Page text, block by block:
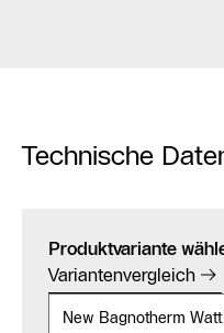
Technische
Produktvariante
Variantenvergleich